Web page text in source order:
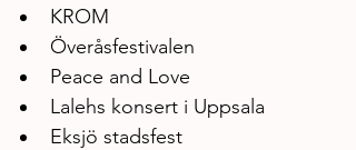
KROM
Överåsfestivalen
Peace and Love
Lalehs konsert i Uppsala
Eksjö stadsfest